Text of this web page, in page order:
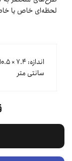
لحظه‌ای خاص یا
اندازه: ۷.۴ × ۱۰.۵
سانتی متر